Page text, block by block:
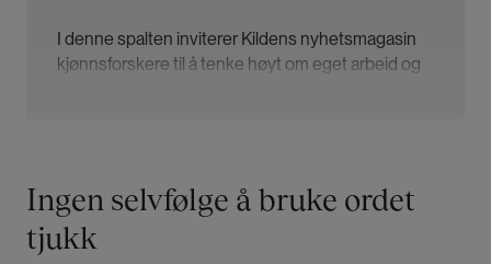
I denne spalten inviterer Kildens nyhetsmagasin
kjønnsforskere til å tenke høyt om eget arbeid og
Universitetet i Bergen. De undersøker normer og
hvordan forventninger om kjønn og seksualitet har
en kroppslig dimensjon, med vekt på hvordan det
Ingen selvfølge å bruke ordet
tjukk